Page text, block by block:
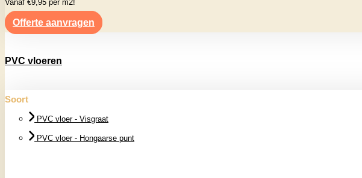
Vanaf €9,95 per m2!
Offerte aanvragen
PVC vloeren
Soort
PVC vloer - Visgraat
PVC vloer - Hongaarse punt